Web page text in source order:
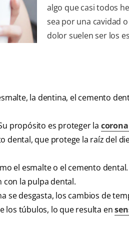
algo que casi todos
sea por una cavidad
dolor suelen ser los
la dentina, el cemento
propósito es proteger la
dental, que protege la raíz del
el esmalte o el cemento
con la pulpa dental.
se desgasta, los cambios de
los túbulos, lo que resulta en